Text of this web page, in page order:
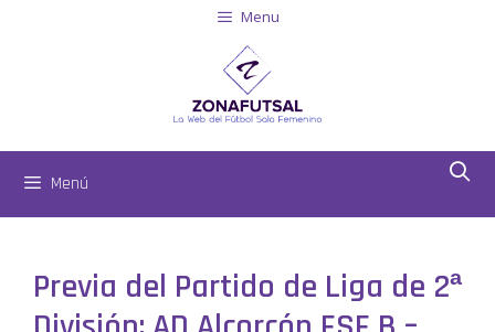
Menu
Menú
Previa del Partido de Liga de 2ª